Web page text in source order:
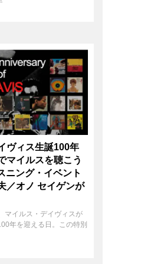
ヴィス生誕100年
マイルスを聴こう
ニング・イベント
／オノ セイゲンが
マイルス・デイヴィスが
年を迎える日。この特別